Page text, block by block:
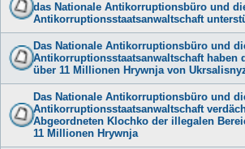
das Nationale Antikorruptionsbüro und
Antikorruptionsstaatsanwaltschaft
Das Nationale Antikorruptionsbüro und
Antikorruptionsstaatsanwaltschaft haben
über 11 Millionen Hrywnja von
Das Nationale Antikorruptionsbüro und
Antikorruptionsstaatsanwaltschaft
Abgeordneten Klochko der illegalen
11 Millionen Hrywnja